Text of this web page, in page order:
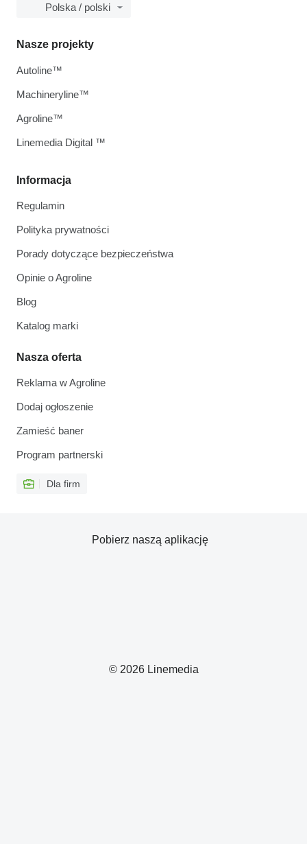
Polska / polski
Informacja
Regulamin
Polityka prywatności
Porady dotyczące bezpieczeństwa
Opinie o Agroline
Blog
Katalog marki
Nasza oferta
Reklama w Agroline
Dodaj ogłoszenie
Zamieść baner
Program partnerski
Dla firm
Nasze projekty
Autoline™
Machineryline™
Agroline™
Linemedia Digital ™
© 2026 Linemedia
Pobierz naszą aplikację